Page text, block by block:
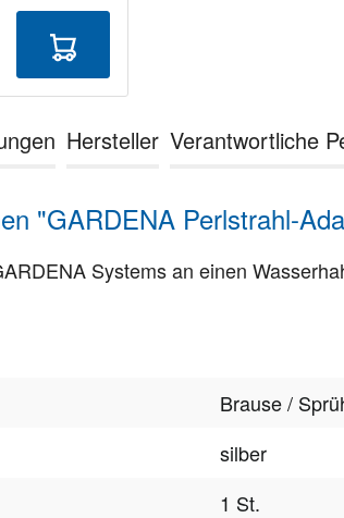
Hersteller Verantwortliche
"GARDENA Perlstrahl-
Systems an einen
Brause /
silber
1 St.